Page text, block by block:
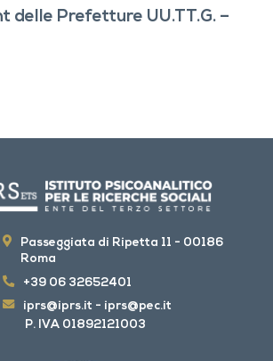
delle Prefetture UU.TT.G. –
Passeggiata di Ripetta 11 - 00186
Roma
+39 06 32652401
iprs@iprs.it - iprs@pec.it
P. IVA 01892121003